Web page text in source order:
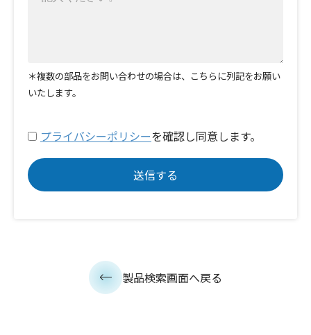
＊複数の部品をお問い合わせの場合は、こちらに列記をお願い
いたします。
プライバシーポリシーを確認し同意します。
製品検索画面へ戻る